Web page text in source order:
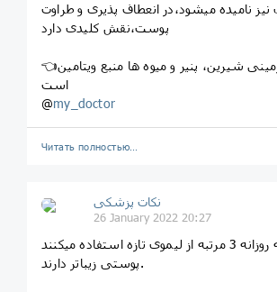
نیز نامیده میشود،در انعطاف پذیری و طراوت
پوست،نقش کلیدی دارد
👈جگر،سیب زمینی شیرین، پنیر و میوه ها منبع ویتامینA
است
@my_doctor
Читать полностью…
نکات پزشکی
26 January 2022 20:27
افرادی که روزانه 3 مرتبه از لیموی تازه استفاده میکنند
پوستی زیباتر دارند.